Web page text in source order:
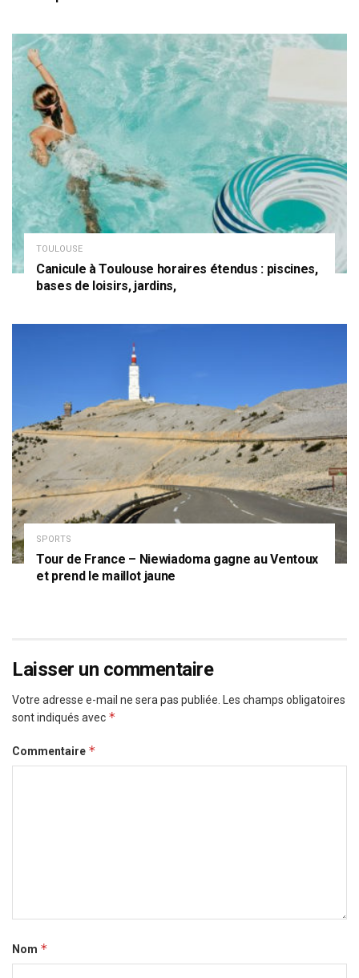
TOULOUSE
Canicule à Toulouse horaires étendus : piscines,
bases de loisirs, jardins,
SPORTS
Tour de France – Niewiadoma gagne au Ventoux
et prend le maillot jaune
Laisser un commentaire
Votre adresse e-mail ne sera pas publiée.
Les champs obligatoires
sont indiqués avec *
Commentaire *
Nom *